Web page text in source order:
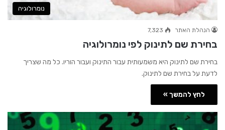
נומרולוגיה
הנהלת האתר 7,323
בחירת שם לתינוק לפי נומרולוגיה
בחירת שם לתינוק היא משמעותית עבור התינוק ועבור הוריו. כל מה שצריך
לדעת על בחירת שם לתינוק.
לחץ להמשך »